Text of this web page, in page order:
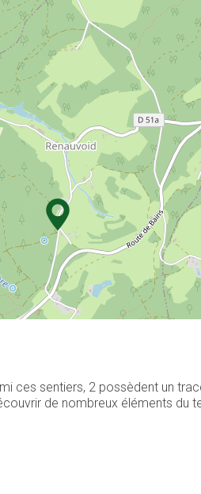
ces sentiers, 2 possèdent un
de nombreux éléments du